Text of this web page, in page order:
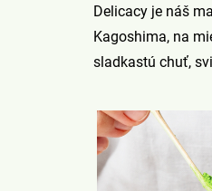
Delicacy je náš
Kagoshima, na
sladkastú chuť,